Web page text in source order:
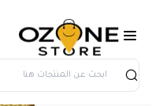
بحث